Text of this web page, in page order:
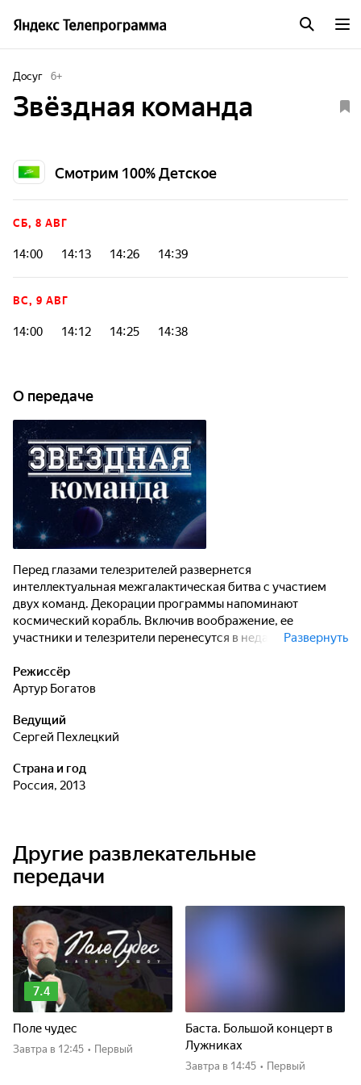
Досуг 6+
Звёздная команда
Смотрим 100% Детское
СБ, 8 АВГ
14:00 14:13 14:26 14:39
ВС, 9 АВГ
14:00 14:12 14:25 14:38
О передаче
Перед глазами телезрителей развернется
интеллектуальная межгалактическая битва с участием
двух команд. Декорации программы напоминают
космический корабль. Включив воображение, ее
участники и телезрители перенесутся в недалекоеРазвернуть
Режиссёр
Артур Богатов
Ведущий
Сергей Пехлецкий
Страна и год
Россия, 2013
Другие развлекательные
передачи
7.4
Поле чудес
Завтра в 12:45 • Первый
Баста. Большой концерт в
Лужниках
Завтра в 14:45 • Первый